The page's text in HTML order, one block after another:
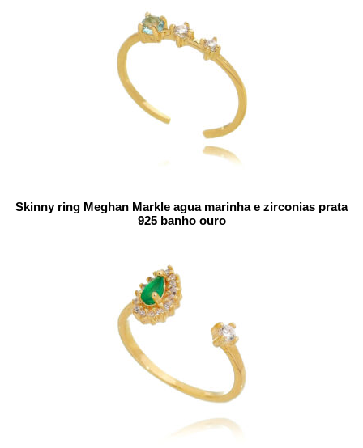
Skinny ring Meghan Markle agua marinha e zirconias prata
925 banho ouro